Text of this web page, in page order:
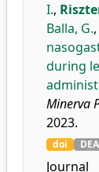
I.,
Balla, G.,
during
Minerva
2023.
doi DEA
Journal